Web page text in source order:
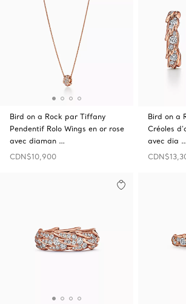
Bird on a Rock par Tiffany
Pendentif Rolo Wings en or rose
avec diaman …
CDN$10,900
Bird on a
Créoles
avec dia …